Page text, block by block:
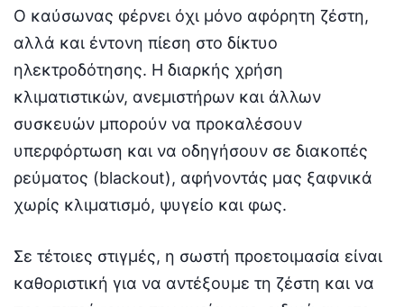
Ο καύσωνας φέρνει όχι μόνο αφόρητη ζέστη,
αλλά και έντονη πίεση στο δίκτυο
ηλεκτροδότησης. Η διαρκής χρήση
κλιματιστικών, ανεμιστήρων και άλλων
συσκευών μπορούν να προκαλέσουν
υπερφόρτωση και να οδηγήσουν σε διακοπές
ρεύματος (blackout), αφήνοντάς μας ξαφνικά
χωρίς κλιματισμό, ψυγείο και φως.
Σε τέτοιες στιγμές, η σωστή προετοιμασία είναι
καθοριστική για να αντέξουμε τη ζέστη και να